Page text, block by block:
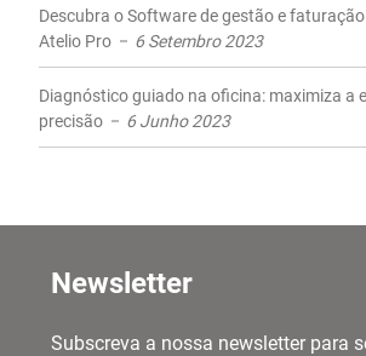
Descubra o Software de gestão e
Atelio Pro
6 Setembro 2023
Diagnóstico guiado na oficina: maximiza a
precisão
6 Junho 2023
Newsletter
Subscreva a nossa newsletter para